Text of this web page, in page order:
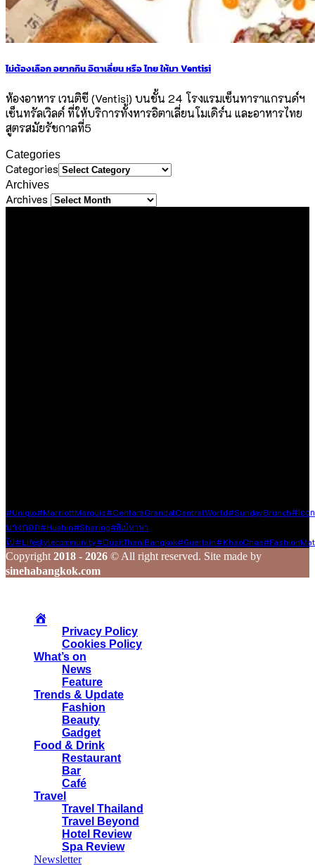
ไม่ต้องเลือก อยากกิน อิตาเลี่ยน หรือ ไทย ให้มา Ventisi
ห้องอาหาร เวนติซี (Ventisi) บนชั้น 24 โรงแรมเซ็นทาราแกรนด์ฯ
เซ็นทรัลเวิลด์ ที่ให้บริการทั้งหารอิตาเลี่ยนโมเดิร์น และอาหารไทย
สูตรสมัยรัชกาลที่5
Categories
Categories
Archives
Archives
#Uniqlo#MarriottMarquis#CentaraGrandatCentralWorld#SundayBrunch
บางกอก#Huahin#Sharing#สิเน่หาพา
ไป#lifestylecommunity#DusitThaniBangkok#Guerlain#KhaoChae
Copyright 2018 - 2026 © All right reserved. Site made by
sinehabangkok.com
Privacy Policy
Cookies Policy
What’s on
News
Feature
Trends & Update
Fashion
Beauty
Gadget
Food & Drink
Restaurant
Bar
Café
Travel
Travel Thailand
Travel Beyond
Hotel Review
Spa Review
Newsletter